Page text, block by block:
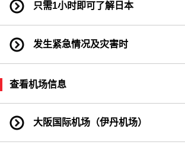
只需1小时即可了解日本
发生紧急情况及灾害时
查看机场信息
大阪国际机场（伊丹机场）